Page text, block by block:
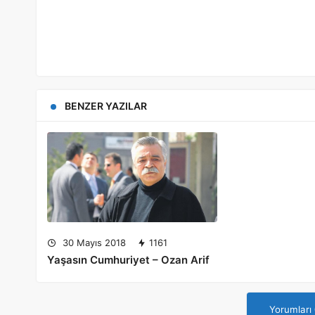
BENZER YAZILAR
30 Mayıs 2018 1161
Yaşasın Cumhuriyet – Ozan Arif